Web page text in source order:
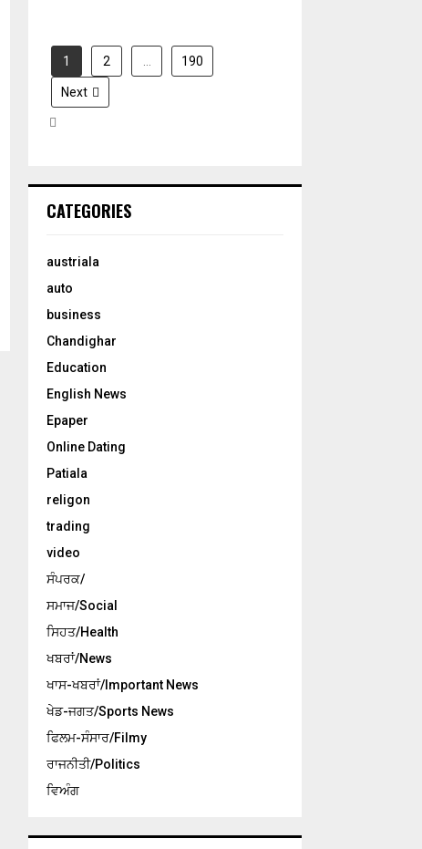
1 2 190
Next
CATEGORIES
austriala
auto
business
Chandighar
Education
English News
Epaper
Online Dating
Patiala
religon
trading
video
ਸੰਪਰਕ/
ਸਮਾਜ/Social
ਸਿਹਤ/Health
ਖਬਰਾਂ/News
ਖਾਸ-ਖਬਰਾਂ/Important News
ਖੇਡ-ਜਗਤ/Sports News
ਫਿਲਮ-ਸੰਸਾਰ/Filmy
ਰਾਜਨੀਤੀ/Politics
ਵਿਅੰਗ